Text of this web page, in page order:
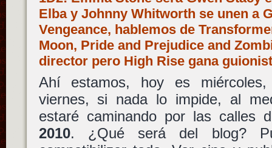
Elba y Johnny Whitworth se unen a
Vengeance, hablemos de
Moon, Pride and Prejudice and
director pero High Rise gana
Ahí estamos, hoy es
viernes, si nada lo impide, al
estaré caminando por las calles
2010. ¿Qué será del blog?